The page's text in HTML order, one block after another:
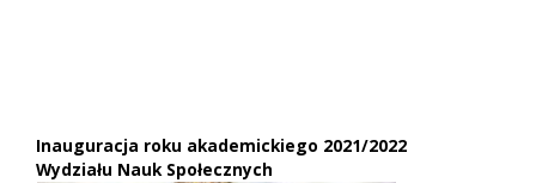
Inauguracja roku akademickiego 2021/2022
Wydziału Nauk Społecznych